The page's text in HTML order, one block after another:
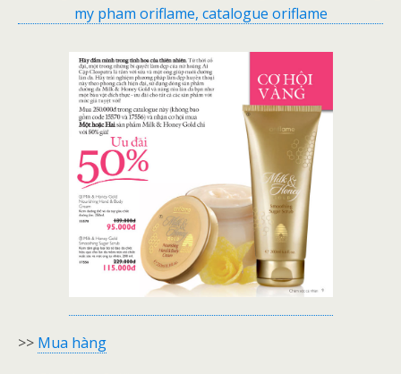
>> Mua hàng